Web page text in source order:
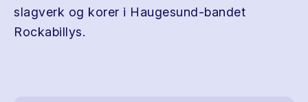
slagverk og korer i Haugesund-bandet
Rockabillys.